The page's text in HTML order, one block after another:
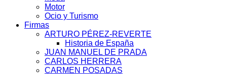
Motor
Ocio y Turismo
Firmas
ARTURO PÉREZ-REVERTE
Historia de España
JUAN MANUEL DE PRADA
CARLOS HERRERA
CARMEN POSADAS